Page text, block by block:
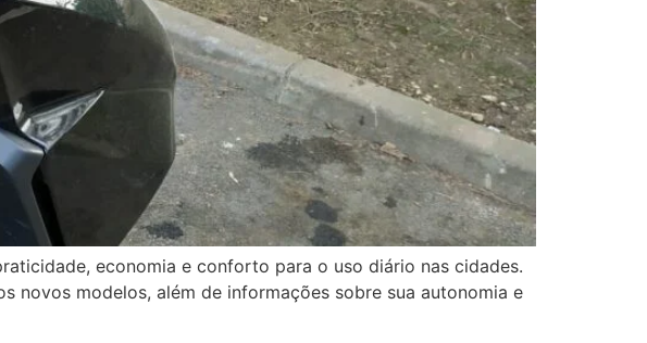
economia e conforto para o uso diário nas cidades.
novos modelos, além de informações sobre sua autonomia e